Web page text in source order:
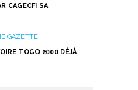
CAGECFI SA
GAZETTE
TOGO 2000 DÉJÀ